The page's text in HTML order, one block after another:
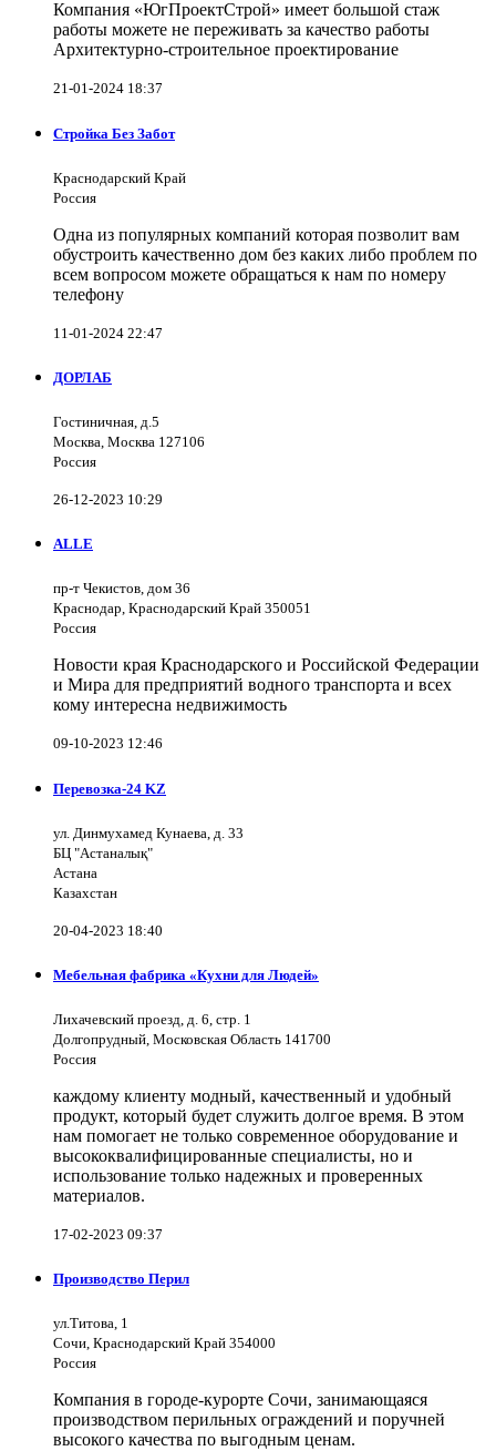
Компания «ЮгПроектСтрой» имеет большой стаж
работы можете не переживать за качество работы
Архитектурно-строительное проектирование
21-01-2024 18:37
Стройка Без Забот
Краснодарский Край
Россия
Одна из популярных компаний которая позволит вам
обустроить качественно дом без каких либо проблем по
всем вопросом можете обращаться к нам по номеру
телефону
11-01-2024 22:47
ДОРЛАБ
Гостиничная, д.5
Москва, Москва 127106
Россия
26-12-2023 10:29
ALLE
пр-т Чекистов, дом 36
Краснодар, Краснодарский Край 350051
Россия
Новости края Краснодарского и Российской Федерации
и Мира для предприятий водного транспорта и всех
кому интересна недвижимость
09-10-2023 12:46
Перевозка-24 KZ
ул. Динмухамед Кунаева, д. 33
БЦ "Астаналық"
Астана
Казахстан
20-04-2023 18:40
Мебельная фабрика «Кухни для Людей»
Лихачевский проезд, д. 6, стр. 1
Долгопрудный, Московская Область 141700
Россия
каждому клиенту модный, качественный и удобный
продукт, который будет служить долгое время. В этом
нам помогает не только современное оборудование и
высококвалифицированные специалисты, но и
использование только надежных и проверенных
материалов.
17-02-2023 09:37
Производство Перил
ул.Титова, 1
Сочи, Краснодарский Край 354000
Россия
Компания в городе-курорте Сочи, занимающаяся
производством перильных ограждений и поручней
высокого качества по выгодным ценам.